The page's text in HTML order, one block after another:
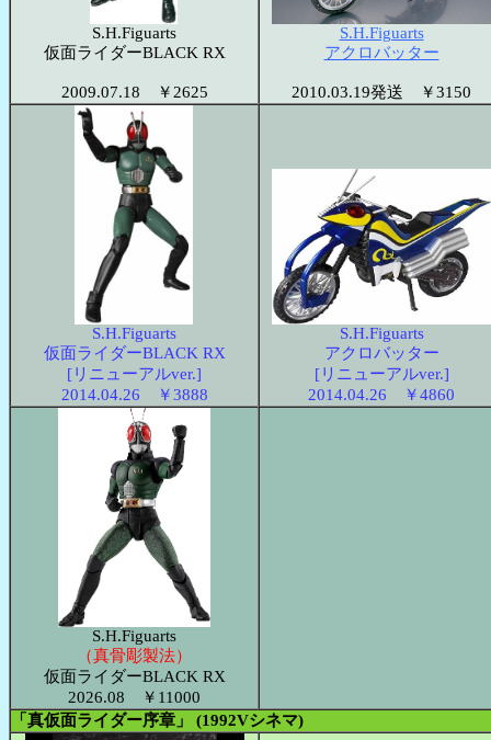
S.H.Figuarts
仮面ライダーBLACK RX
2009.07.18 ￥2625
S.H.Figuarts
アクロバッター
2010.03.19発送 ￥3150
S.H.Figuarts
仮面ライダーBLACK RX
[リニューアルver.]
2014.04.26 ￥3888
S.H.Figuarts
アクロバッター
[リニューアルver.]
2014.04.26 ￥4860
S.H.Figuarts
（真骨彫製法）
仮面ライダーBLACK RX
2026.08 ￥11000
「真仮面ライダー序章」 (1992Vシネマ)